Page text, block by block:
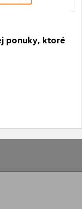
ponuky, ktoré